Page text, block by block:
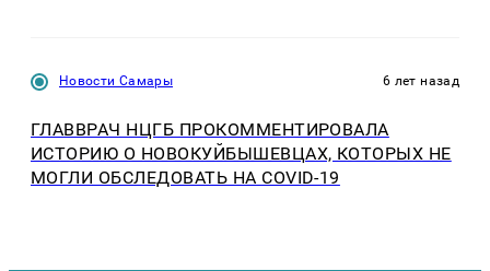
Новости Самары 6 лет назад
ГЛАВВРАЧ НЦГБ ПРОКОММЕНТИРОВАЛА
ИСТОРИЮ О НОВОКУЙБЫШЕВЦАХ, КОТОРЫХ НЕ
МОГЛИ ОБСЛЕДОВАТЬ НА COVID-19